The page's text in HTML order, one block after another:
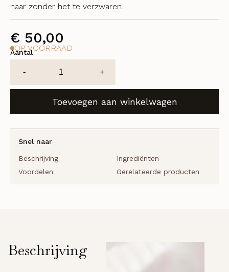
€ 50,00
Snel naar
Beschrijving
Ingrediënten
Voordelen
Gerelateerde producten
haar zonder het te verzwaren.
OP VOORRAAD
Aantal
-
vitality
luxe
masque
-
250ml
recycled
+
Toevoegen aan winkelwagen
Beschrijving